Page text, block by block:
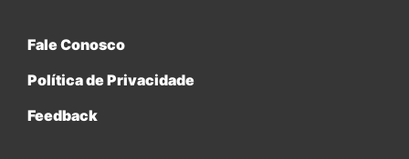
Fale Conosco
Política de Privacidade
Feedback